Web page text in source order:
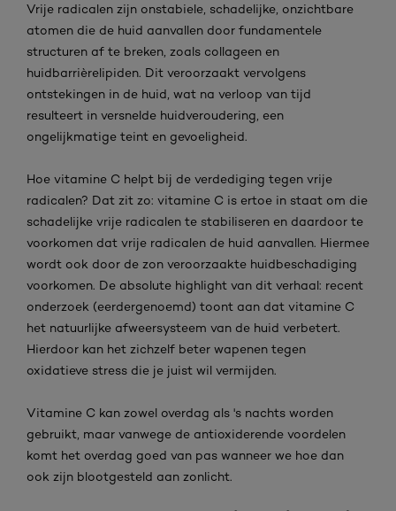
Vrije radicalen zijn onstabiele, schadelijke, onzichtbare
atomen die de huid aanvallen door fundamentele
structuren af te breken, zoals collageen en
huidbarrièrelipiden. Dit veroorzaakt vervolgens
ontstekingen in de huid, wat na verloop van tijd
resulteert in versnelde huidveroudering, een
ongelijkmatige teint en gevoeligheid.
Hoe vitamine C helpt bij de verdediging tegen vrije
radicalen? Dat zit zo: vitamine C is ertoe in staat om die
schadelijke vrije radicalen te stabiliseren en daardoor te
voorkomen dat vrije radicalen de huid aanvallen. Hiermee
wordt ook door de zon veroorzaakte huidbeschadiging
voorkomen. De absolute highlight van dit verhaal: recent
onderzoek (eerdergenoemd) toont aan dat vitamine C
het natuurlijke afweersysteem van de huid verbetert.
Hierdoor kan het zichzelf beter wapenen tegen
oxidatieve stress die je juist wil vermijden.
Vitamine C kan zowel overdag als 's nachts worden
gebruikt, maar vanwege de antioxiderende voordelen
komt het overdag goed van pas wanneer we hoe dan
ook zijn blootgesteld aan zonlicht.